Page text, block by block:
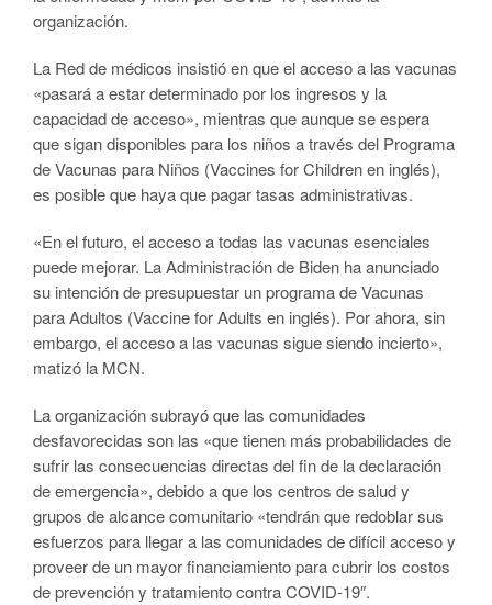
organización.
La Red de médicos insistió en que el acceso a las vacunas
«pasará a estar determinado por los ingresos y la
capacidad de acceso», mientras que aunque se espera
que sigan disponibles para los niños a través del Programa
de Vacunas para Niños (Vaccines for Children en inglés),
es posible que haya que pagar tasas administrativas.
«En el futuro, el acceso a todas las vacunas esenciales
puede mejorar. La Administración de Biden ha anunciado
su intención de presupuestar un programa de Vacunas
para Adultos (Vaccine for Adults en inglés). Por ahora, sin
embargo, el acceso a las vacunas sigue siendo incierto»,
matizó la MCN.
La organización subrayó que las comunidades
desfavorecidas son las «que tienen más probabilidades de
sufrir las consecuencias directas del fin de la declaración
de emergencia», debido a que los centros de salud y
grupos de alcance comunitario «tendrán que redoblar sus
esfuerzos para llegar a las comunidades de difícil acceso y
proveer de un mayor financiamiento para cubrir los costos
de prevención y tratamiento contra COVID-19″.